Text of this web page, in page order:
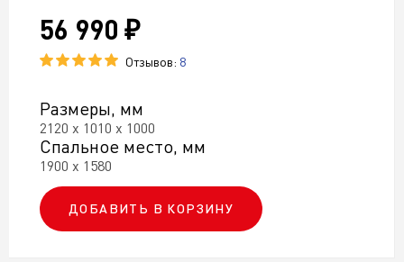
56 990 ₽
Отзывов: 8
Размеры, мм
2120 х 1010 х 1000
Спальное место, мм
1900 х 1580
ДОБАВИТЬ В КОРЗИНУ